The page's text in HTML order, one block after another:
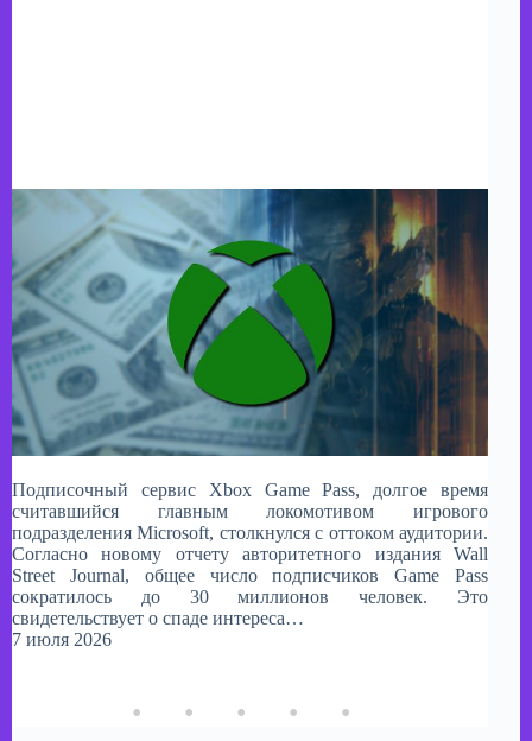
Подписочный сервис Xbox Game Pass, долгое время
считавшийся главным локомотивом игрового
подразделения Microsoft, столкнулся с оттоком аудитории.
Согласно новому отчету авторитетного издания Wall
Street Journal, общее число подписчиков Game Pass
сократилось до 30 миллионов человек. Это
свидетельствует о спаде интереса…
7 июля 2026